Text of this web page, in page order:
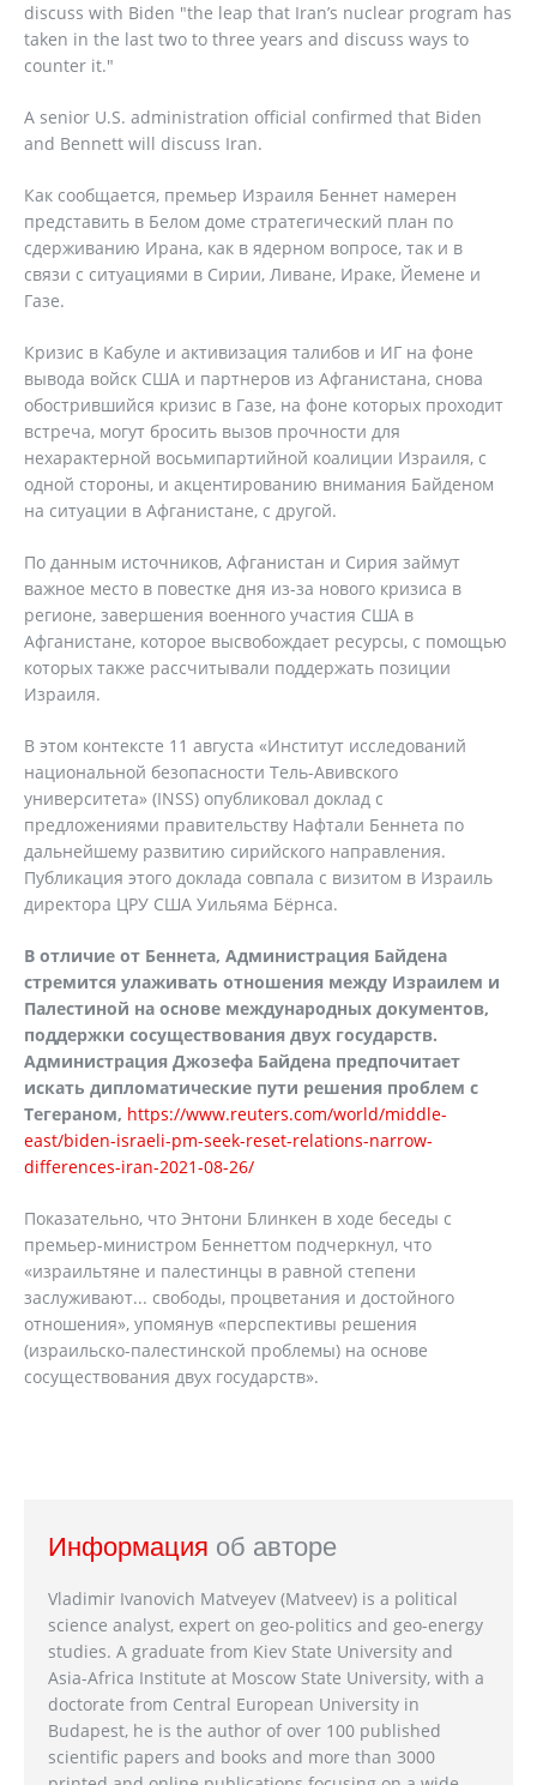
discuss with Biden "the leap that Iran’s nuclear program has
taken in the last two to three years and discuss ways to
counter it."
A senior U.S. administration official confirmed that Biden
and Bennett will discuss Iran.
Как сообщается, премьер Израиля Беннет намерен
представить в Белом доме стратегический план по
сдерживанию Ирана, как в ядерном вопросе, так и в
связи с ситуациями в Сирии, Ливане, Ираке, Йемене и
Газе.
Кризис в Кабуле и активизация талибов и ИГ на фоне
вывода войск США и партнеров из Афганистана, снова
обострившийся кризис в Газе, на фоне которых проходит
встреча, могут бросить вызов прочности для
нехарактерной восьмипартийной коалиции Израиля, с
одной стороны, и акцентированию внимания Байденом
на ситуации в Афганистане, с другой.
По данным источников, Афганистан и Сирия займут
важное место в повестке дня из-за нового кризиса в
регионе, завершения военного участия США в
Афганистане, которое высвобождает ресурсы, с помощью
которых также рассчитывали поддержать позиции
Израиля.
В этом контексте 11 августа «Институт исследований
национальной безопасности Тель-Авивского
университета» (INSS) опубликовал доклад с
предложениями правительству Нафтали Беннета по
дальнейшему развитию сирийского направления.
Публикация этого доклада совпала с визитом в Израиль
директора ЦРУ США Уильяма Бёрнса.
В отличие от Беннета, Администрация Байдена
стремится улаживать отношения между Израилем и
Палестиной на основе международных документов,
поддержки сосуществования двух государств.
Администрация Джозефа Байдена предпочитает
искать дипломатические пути решения проблем с
Тегераном, https://www.reuters.com/world/middle-
east/biden-israeli-pm-seek-reset-relations-narrow-
differences-iran-2021-08-26/
Показательно, что Энтони Блинкен в ходе беседы с
премьер-министром Беннеттом подчеркнул, что
«израильтяне и палестинцы в равной степени
заслуживают... свободы, процветания и достойного
отношения», упомянув «перспективы решения
(израильско-палестинской проблемы) на основе
сосуществования двух государств».
Информация об авторе
Vladimir Ivanovich Matveyev (Matveev) is a political
science analyst, expert on geo-politics and geo-energy
studies. A graduate from Kiev State University and
Asia-Africa Institute at Moscow State University, with a
doctorate from Central European University in
Budapest, he is the author of over 100 published
scientific papers and books and more than 3000